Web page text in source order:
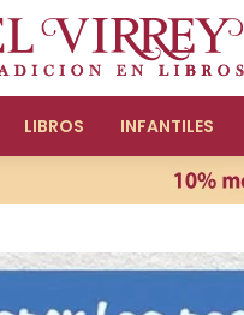
LIBROS INFANTILES